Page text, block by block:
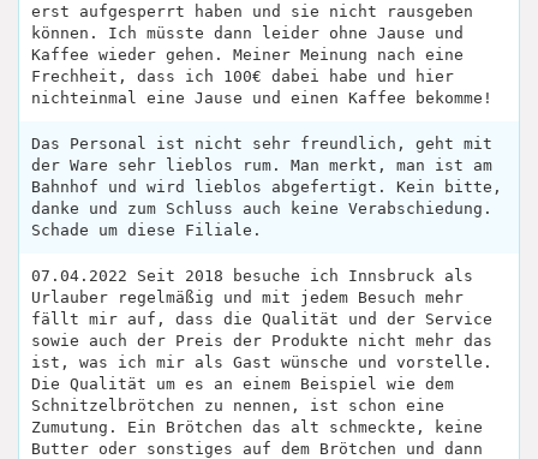
erst aufgesperrt haben und sie nicht rausgeben
können. Ich müsste dann leider ohne Jause und
Kaffee wieder gehen. Meiner Meinung nach eine
Frechheit, dass ich 100€ dabei habe und hier
nichteinmal eine Jause und einen Kaffee bekomme!
Das Personal ist nicht sehr freundlich, geht mit
der Ware sehr lieblos rum. Man merkt, man ist am
Bahnhof und wird lieblos abgefertigt. Kein bitte,
danke und zum Schluss auch keine Verabschiedung.
Schade um diese Filiale.
07.04.2022 Seit 2018 besuche ich Innsbruck als
Urlauber regelmäßig und mit jedem Besuch mehr
fällt mir auf, dass die Qualität und der Service
sowie auch der Preis der Produkte nicht mehr das
ist, was ich mir als Gast wünsche und vorstelle.
Die Qualität um es an einem Beispiel wie dem
Schnitzelbrötchen zu nennen, ist schon eine
Zumutung. Ein Brötchen das alt schmeckte, keine
Butter oder sonstiges auf dem Brötchen und dann